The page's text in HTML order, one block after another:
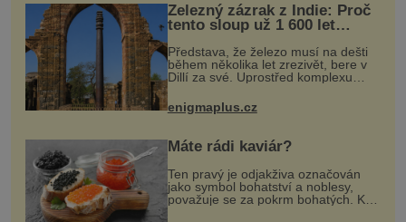
Železný zázrak z Indie: Proč
tento sloup už 1 600 let
nezná rez?
Představa, že železo musí na dešti
během několika let zrezivět, bere v
Dillí za své. Uprostřed komplexu
Qutb stojí více než sedm metrů
vysoký železný sloup, který už
přibližně 1 600 let odolává počasí
enigmaplus.cz
Máte rádi kaviár?
Ten pravý je odjakživa označován
jako symbol bohatství a noblesy,
považuje se za pokrm bohatých. K